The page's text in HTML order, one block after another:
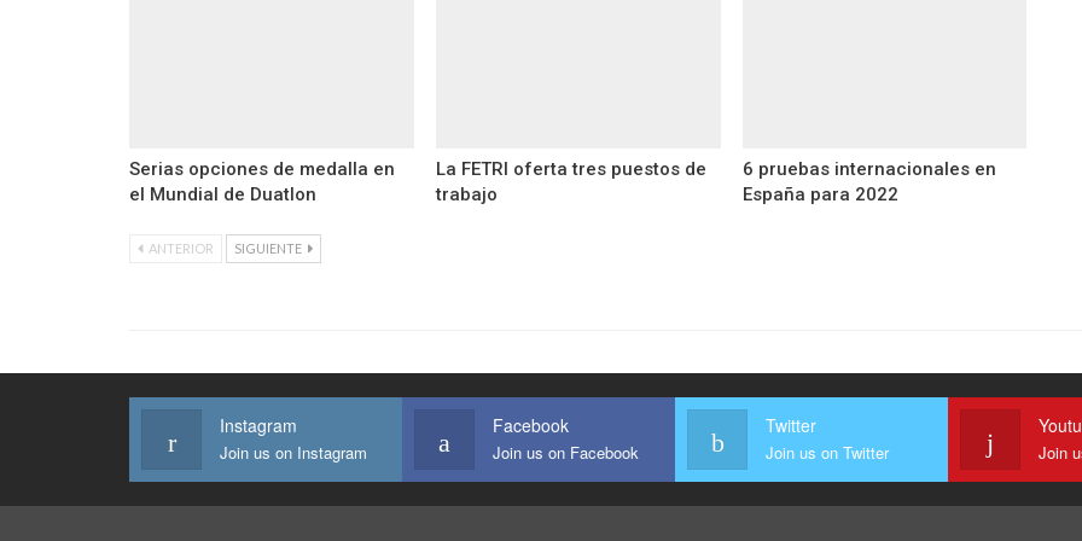
Serias opciones de medalla en
el Mundial de Duatlon
La FETRI oferta tres puestos de
trabajo
6 pruebas internacionales en
España para 2022
ANTERIOR SIGUIENTE
Instagram
Join us on Instagram
Facebook
Join us on Facebook
Twitter
Join us on Twitter Join